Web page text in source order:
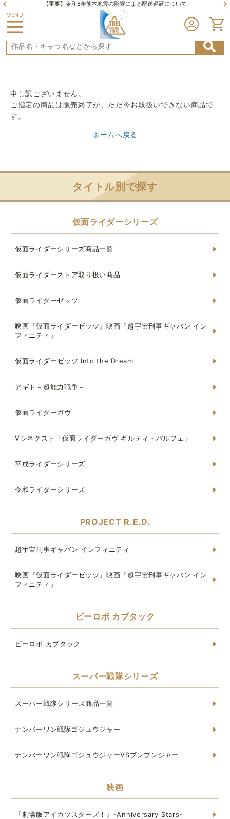
【重要】令和8年熊本地震の影響による配送遅延について
MENU
申し訳ございません。
ご指定の商品は販売終了か、ただ今お取扱いできない商品で
す。
ホームへ戻る
タイトル別で探す
仮面ライダーシリーズ
仮面ライダーシリーズ商品一覧
仮面ライダーストア取り扱い商品
仮面ライダーゼッツ
映画『仮面ライダーゼッツ』映画『超宇宙刑事ギャバン イン
フィニティ』
仮面ライダーゼッツ Into the Dream
アギト－超能力戦争－
仮面ライダーガヴ
Vシネクスト「仮面ライダーガヴ ギルティ・パルフェ」
平成ライダーシリーズ
令和ライダーシリーズ
PROJECT R.E.D.
超宇宙刑事ギャバン インフィニティ
映画『仮面ライダーゼッツ』映画『超宇宙刑事ギャバン イン
フィニティ』
ビーロボ カブタック
ビーロボ カブタック
スーパー戦隊シリーズ
スーパー戦隊シリーズ商品一覧
ナンバーワン戦隊ゴジュウジャー
ナンバーワン戦隊ゴジュウジャーVSブンブンジャー
映画
『劇場版アイカツスターズ！』-Anniversary Stars-